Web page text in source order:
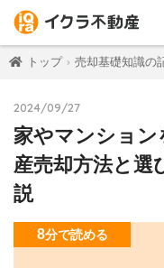
トップ 売却基礎知識の
2024/09/27
家やマンション
産売却方法と選
説
8分で読める